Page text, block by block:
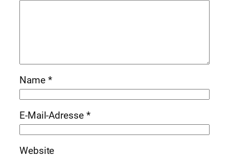
Name *
E-Mail-Adresse *
Website